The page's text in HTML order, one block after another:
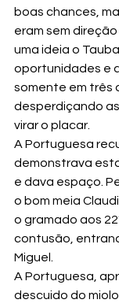
boas chances,
eram sem
uma ideia o
oportunidades e
somente em três
desperdiçando
virar o placar.
A Portuguesa
demonstrava
e dava espaço.
o bom meia
o gramado aos
contusão,
Miguel.
A Portuguesa,
descuido do